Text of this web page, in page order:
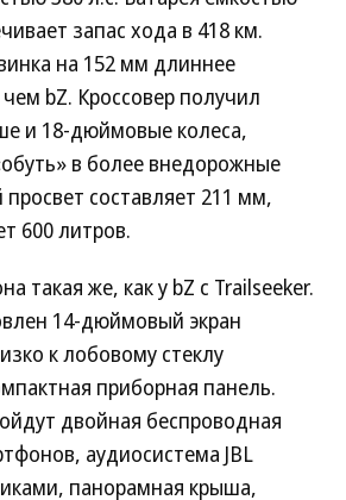
запас хода в 418 км.
на 152 мм длиннее
bZ. Кроссовер получил
и 18-дюймовые колеса,
в более внедорожные
составляет 211 мм,
600 литров.
такая же, как у bZ с Trailseeker.
14-дюймовый экран
к лобовому стеклу
приборная панель.
двойная беспроводная
аудиосистема JBL
панорамная крыша,